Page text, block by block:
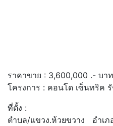
ราคาขาย : 3,600,000 .- บาท
โครงการ : คอนโด เซ็นทริค
ที่ตั้ง :
ตำบล/แขวง.ห้วยขวาง อำเภ